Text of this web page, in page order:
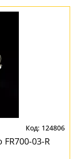
124806
03-R